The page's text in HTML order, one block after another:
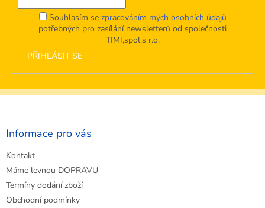
Souhlasím se zpracováním mých osobních údajů
potřebných pro zasílání newsletterů od společnosti
TIMI,spol.s r.o.
PŘIHLÁSIT SE
Z
Informace pro vás
Kontakt
Máme levnou DOPRAVU
Termíny dodání zboží
Obchodní podmínky